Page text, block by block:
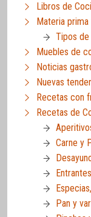
Libros de
Materia
Tipos
Muebles de
Noticias
Nuevas
Recetas con
Recetas de
Carne y
Entrantes
Pan y